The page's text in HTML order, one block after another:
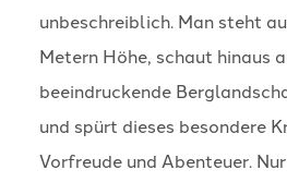
unbeschreiblich. Man steht
Metern Höhe, schaut hinaus
beeindruckende
und spürt dieses besondere
Vorfreude und Abenteuer.